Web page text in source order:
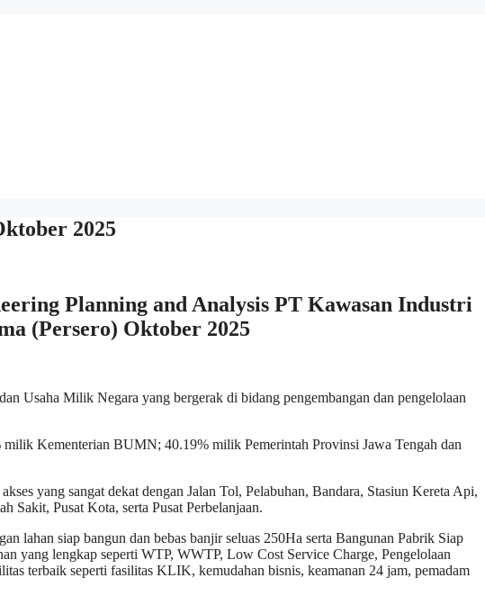
2025
Planning and Analysis PT Kawasan Industri
(Persero) Oktober 2025
Usaha Milik Negara yang bergerak di bidang pengembangan dan pengelolaan
Kementerian BUMN; 40.19% milik Pemerintah Provinsi Jawa Tengah dan
yang sangat dekat dengan Jalan Tol, Pelabuhan, Bandara, Stasiun Kereta Api,
Sakit, Pusat Kota, serta Pusat Perbelanjaan.
lahan siap bangun dan bebas banjir seluas 250Ha serta Bangunan Pabrik Siap
yang lengkap seperti WTP, WWTP, Low Cost Service Charge, Pengelolaan
terbaik seperti fasilitas KLIK, kemudahan bisnis, keamanan 24 jam, pemadam